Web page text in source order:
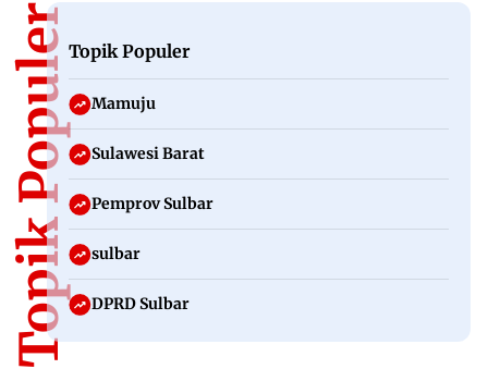
Topik PopulerTopik Populer
Mamuju
Sulawesi Barat
Pemprov Sulbar
sulbar
DPRD Sulbar